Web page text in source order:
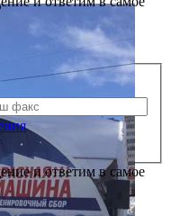
и ответим в самое